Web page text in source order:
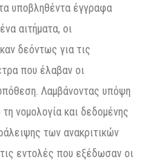
υποβληθέντα έγγραφα
αιτήματα, οι
δεόντως για τις
που έλαβαν οι
Λαμβάνοντας υπόψη
νομολογία και δεδομένης
των ανακριτικών
εντολές που εξέδωσαν οι